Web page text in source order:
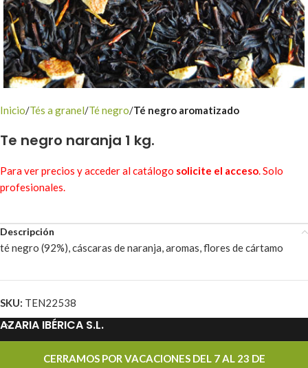
Inicio Tés a granel Té negro Té negro aromatizado
Te negro naranja 1 kg.
Para ver precios y acceder al catálogo solicite el acceso. Solo
profesionales.
Descripción
té negro (92%), cáscaras de naranja, aromas, flores de cártamo
SKU: TEN22538
AZARIA IBÉRICA S.L.
PROMOCIONESCERRAMOS POR VACACIONES DEL 7 AL 23 DE